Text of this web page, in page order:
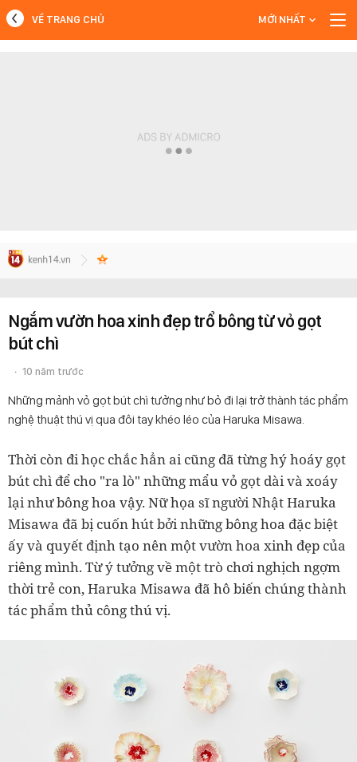
VỀ TRANG CHỦ MỚI NHẤT
Ngắm vườn hoa xinh đẹp trổ bông từ vỏ gọt
bút chì
10 năm trước
Những mảnh vỏ gọt bút chì tưởng như bỏ đi lại trở thành tác phẩm
nghệ thuật thú vị qua đôi tay khéo léo của Haruka Misawa.
Thời còn đi học chắc hẳn ai cũng đã từng hý hoáy gọt
bút chì để cho "ra lò" những mẩu vỏ gọt dài và xoáy
lại như bông hoa vậy. Nữ họa sĩ người Nhật Haruka
Misawa đã bị cuốn hút bởi những bông hoa đặc biệt
ấy và quyết định tạo nên một vườn hoa xinh đẹp của
riêng mình. Từ ý tưởng về một trò chơi nghịch ngợm
thời trẻ con, Haruka Misawa đã hô biến chúng thành
tác phẩm thủ công thú vị.